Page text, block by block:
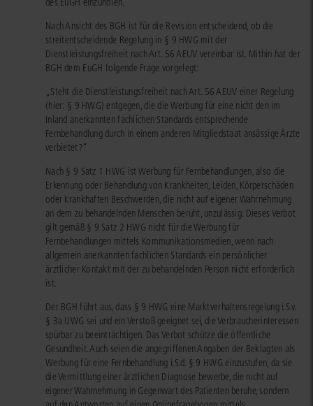
Nach Ansicht des BGH ist für die Revision entscheidend, ob die
streitentscheidende Regelung in § 9 HWG mit der
Dienstleistungsfreiheit nach Art. 56 AEUV vereinbar ist. Mithin hat der
BGH dem EuGH folgende Frage vorgelegt:
„Steht die Dienstleistungsfreiheit nach Art. 56 AEUV einer Regelung
(hier: § 9 HWG) entgegen, die die Werbung für eine nicht den im
Inland anerkannten fachlichen Standards entsprechende
Fernbehandlung durch in einem anderen Mitgliedstaat ansässige Ärzte
verbietet?“
Nach § 9 Satz 1 HWG ist Werbung für Fernbehandlungen, also die
Erkennung oder Behandlung von Krankheiten, Leiden, Körperschäden
oder krankhaften Beschwerden, die nicht auf eigener Wahrnehmung
an dem zu behandelnden Menschen beruht, unzulässig. Dieses Verbot
gilt gemäß § 9 Satz 2 HWG nicht für die Werbung für
Fernbehandlungen mittels Kommunikationsmedien, wenn nach
allgemein anerkannten fachlichen Standards ein persönlicher
ärztlicher Kontakt mit der zu behandelnden Person nicht erforderlich
ist.
Der BGH führt aus, dass § 9 HWG eine Marktverhaltensregelung i.S.v.
§ 3a UWG sei und ein Verstoß geeignet sei, die Verbraucherinteressen
spürbar zu beeinträchtigen. Das Verbot schütze die öffentliche
Gesundheit. Auch seien die angegriffenen Angaben der Beklagten als
Werbung für eine Fernbehandlung i.S.d. § 9 HWG einzustufen, da sie
die Vermittlung einer ärztlichen Diagnose bewerbe, die nicht auf
eigener Wahrnehmung in Gegenwart des Patienten beruhe, sondern